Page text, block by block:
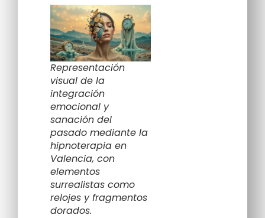
Representación
visual de la
integración
emocional y
sanación del
pasado mediante la
hipnoterapia en
Valencia, con
elementos
surrealistas como
relojes y fragmentos
dorados.